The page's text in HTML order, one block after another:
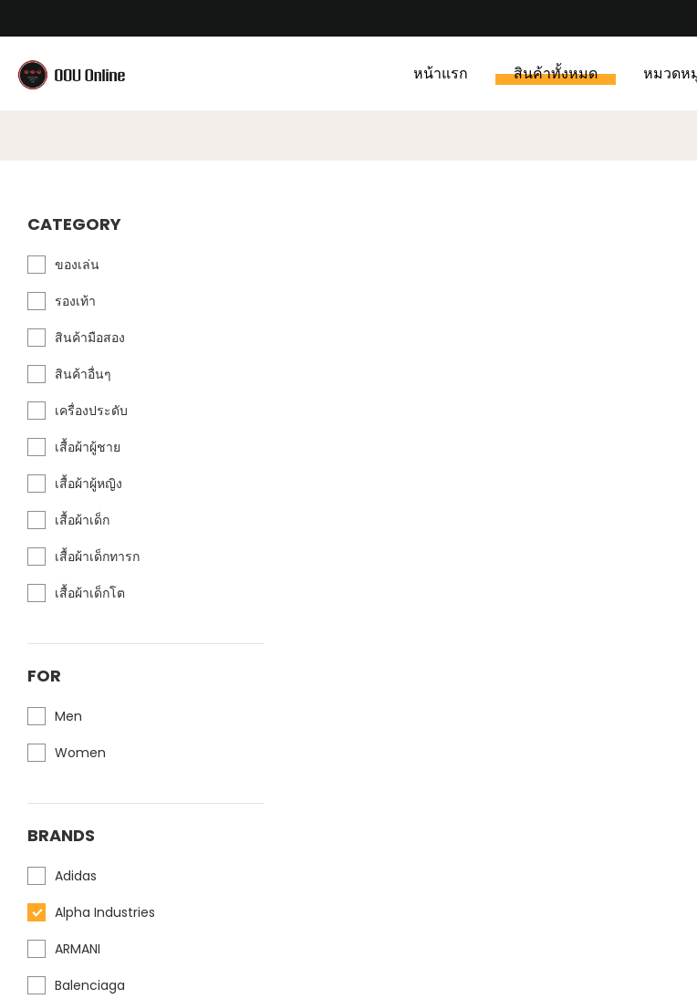
หน้าแรก สินค้าทั้งหมด หมวดห
CATEGORY
ของเล่น
รองเท้า
สินค้ามือสอง
สินค้าอื่นๆ
เครื่องประดับ
เสื้อผ้าผู้ชาย
เสื้อผ้าผู้หญิง
เสื้อผ้าเด็ก
เสื้อผ้าเด็กทารก
เสื้อผ้าเด็กโต
FOR
Men
Women
BRANDS
Adidas
Alpha Industries
ARMANI
Balenciaga